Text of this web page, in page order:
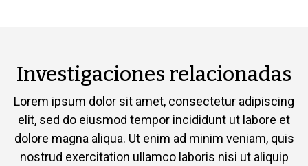
Investigaciones relacionadas
Lorem ipsum dolor sit amet, consectetur adipiscing
elit, sed do eiusmod tempor incididunt ut labore et
dolore magna aliqua. Ut enim ad minim veniam, quis
nostrud exercitation ullamco laboris nisi ut aliquip